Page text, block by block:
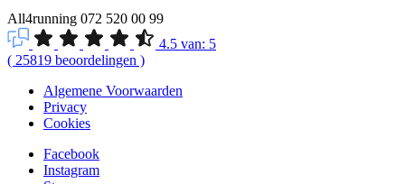
All4running 072 520 00 99
4.5 van: 5
( 25819 beoordelingen )
Algemene Voorwaarden
Privacy
Cookies
Facebook
Instagram